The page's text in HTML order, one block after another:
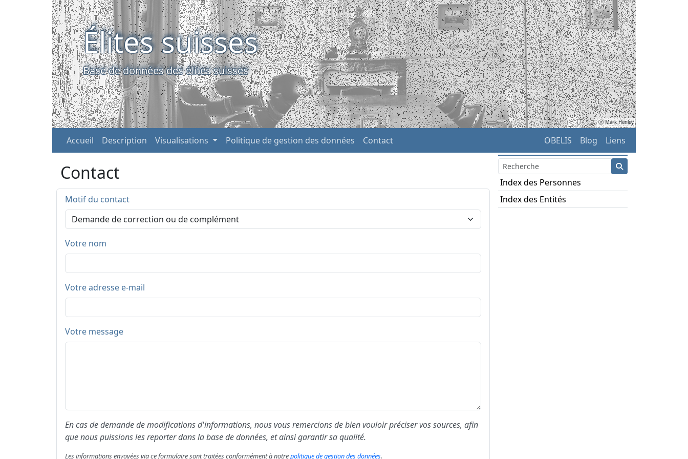
Élites suisses
Base de données des élites suisses
ⓒ Mark Henley
Accueil Description Visualisations Politique de gestion des données Contact OBELIS Blog Liens
Contact
Motif du contact
Votre nom
Votre adresse e-mail
Votre message
En cas de demande de modifications d'informations, nous vous remercions de bien vouloir préciser vos sources, afin
que nous puissions les reporter dans la base de données, et ainsi garantir sa qualité.
Les informations envoyées via ce formulaire sont traitées conformément à notrepolitique de gestion des données.
Index des Personnes
Index des Entités